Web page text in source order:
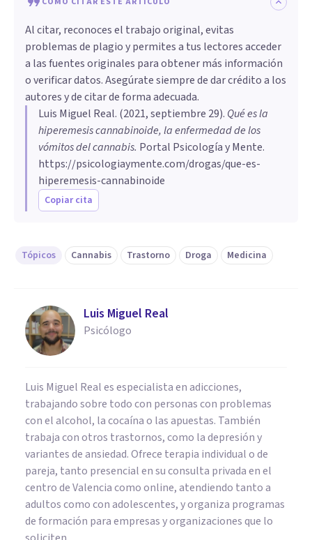
Al citar, reconoces el trabajo original, evitas
problemas de plagio y permites a tus lectores acceder
a las fuentes originales para obtener más información
o verificar datos. Asegúrate siempre de dar crédito a los
autores y de citar de forma adecuada.
Luis Miguel Real. (2021, septiembre 29). Qué es la
hiperemesis cannabinoide, la enfermedad de los
vómitos del cannabis. Portal Psicología y Mente.
https://psicologiaymente.com/drogas/que-es-
hiperemesis-cannabinoide
Copiar cita
Tópicos Cannabis Trastorno Droga Medicina
Luis Miguel Real
Psicólogo
Luis Miguel Real es especialista en adicciones,
trabajando sobre todo con personas con problemas
con el alcohol, la cocaína o las apuestas. También
trabaja con otros trastornos, como la depresión y
variantes de ansiedad. Ofrece terapia individual o de
pareja, tanto presencial en su consulta privada en el
centro de Valencia como online, atendiendo tanto a
adultos como con adolescentes, y organiza programas
de formación para empresas y organizaciones que lo